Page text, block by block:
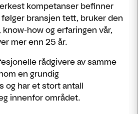
kompetanser befinner
bransjen tett, bruker den
how og erfaringen vår,
mer enn 25 år.
rådgivere av samme
en grundig
og har et stort antall
innenfor området.